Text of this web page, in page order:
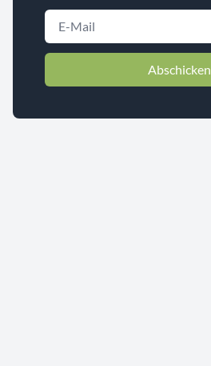
Abschicken